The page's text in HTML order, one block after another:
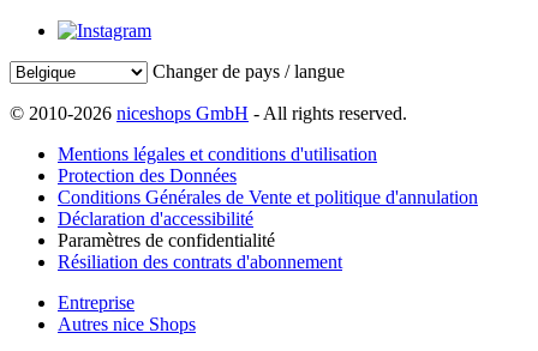
Changer de pays / langue
© 2010-2026 niceshops GmbH - All rights reserved.
Mentions légales et conditions d'utilisation
Protection des Données
Conditions Générales de Vente et politique d'annulation
Déclaration d'accessibilité
Paramètres de confidentialité
Résiliation des contrats d'abonnement
Entreprise
Autres nice Shops